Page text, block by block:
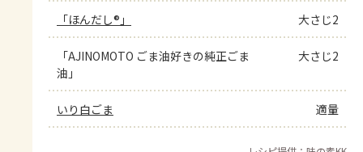
「ほんだし®」 大さじ2
「AJINOMOTO ごま油好きの純正ごま
油」
大さじ2
いり白ごま 適量